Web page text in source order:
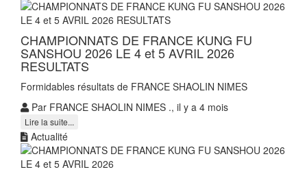
CHAMPIONNATS DE FRANCE KUNG FU
SANSHOU 2026 LE 4 et 5 AVRIL 2026
RESULTATS
Formidables résultats de FRANCE SHAOLIN NIMES
Par FRANCE SHAOLIN NIMES ., il y a 4 mois
Lire la suite...
Actualité